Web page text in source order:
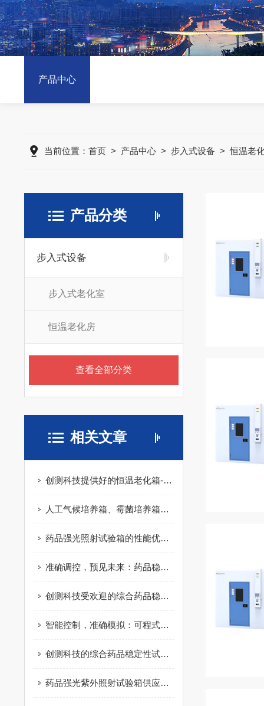
产品中心
当前位置： 首页> 产品中心> 步入式设备 >恒温老
产品分类
步入式设备
步入式老化室
恒温老化房
查看全部分类
相关文章
创测科技提供好的恒温老化箱-重庆恒温老化箱
人工气候培养箱、霉菌培养箱、光照培养箱如何区分
药品强光照射试验箱的性能优化与校准方法
准确调控，预见未来：药品稳定性试验箱的预见性科技
创测科技受欢迎的综合药品稳定性试验箱推荐
智能控制，准确模拟：可程式药品稳定性试验箱助力药物研发
创测科技的综合药品稳定性试验箱怎么样-重庆综合药品稳定性试验箱
药品强光紫外照射试验箱供应商哪家好-药品强光紫外照射试验箱公司